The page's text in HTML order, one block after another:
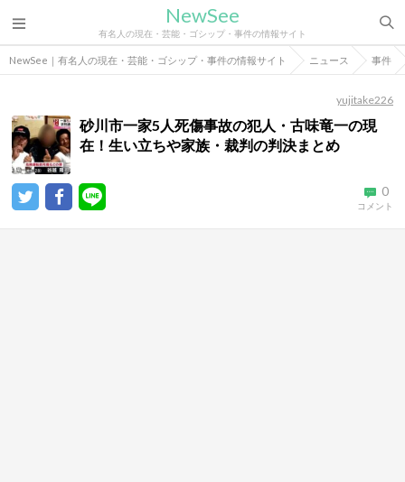
NewSee
有名人の現在・芸能・ゴシップ・事件の情報サイト
NewSee｜有名人の現在・芸能・ゴシップ・事件の情報サイト ニュース 事件
yujitake226
砂川市一家5人死傷事故の犯人・古味竜一の現
在！生い立ちや家族・裁判の判決まとめ
0
コメント